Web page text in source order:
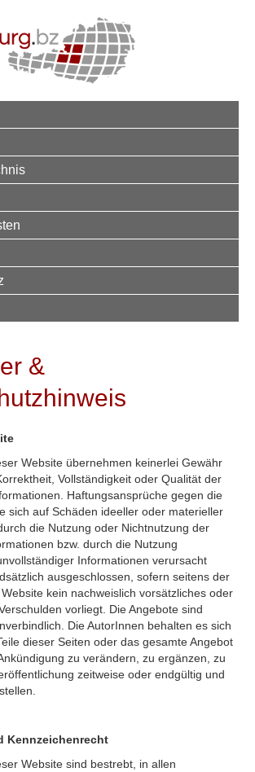
&
Website übernehmen keinerlei Gewähr
Vollständigkeit oder Qualität der
Haftungsansprüche gegen die
sich auf Schäden ideeller oder materieller
die Nutzung oder Nichtnutzung der
bzw. durch die Nutzung
Informationen verursacht
ausgeschlossen, sofern seitens der
kein nachweislich vorsätzliches oder
vorliegt. Die Angebote sind
Die AutorInnen behalten es sich
dieser Seiten oder das gesamte Angebot
zu verändern, zu ergänzen, zu
zeitweise oder endgültig und
Kennzeichenrecht
Website sind bestrebt, in allen